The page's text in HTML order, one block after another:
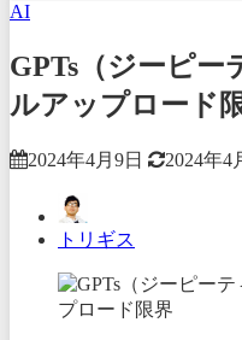
AI
GPTs（ジーピー
ルアップロード
2024年4月9日 2024年4
トリギス